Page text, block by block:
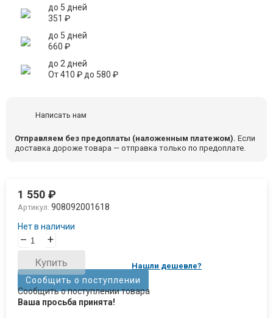
до 5 дней
351 ₽
до 5 дней
660 ₽
до 2 дней
От 410 ₽ до 580 ₽
Написать нам
Отправляем без предоплаты (наложенным платежом). Если
доставка дороже товара — отправка только по предоплате.
1 550₽
Артикул: 908092001618
Нет в наличии
– +
Купить Нашли дешевле?
Сообщить о поступлении
Сообщить о поступлении товара
Ваша просьба принята!